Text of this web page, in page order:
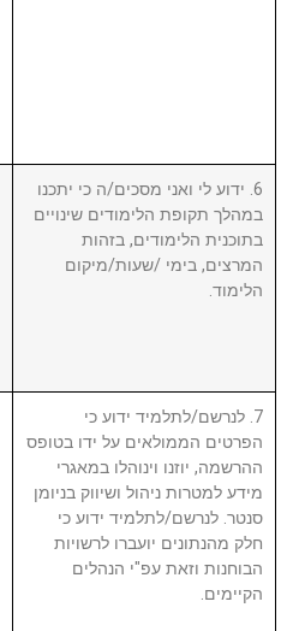
6. ידוע לי ואני מסכים/ה כי יתכנו
במהלך תקופת הלימודים שינויים
בתוכנית הלימודים, בזהות
המרצים, בימי /שעות/מיקום
הלימוד.
7. לנרשם/לתלמיד ידוע כי
הפרטים הממולאים על ידו בטופס
ההרשמה, יוזנו וינוהלו במאגרי
מידע למטרות ניהול ושיווק בניומן
סנטר. לנרשם/לתלמיד ידוע כי
חלק מהנתונים יועברו לרשויות
הבוחנות וזאת עפ"י הנהלים
הקיימים.